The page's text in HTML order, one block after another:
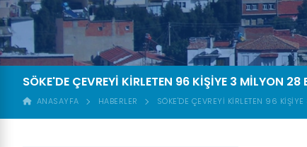
SÖKE'DE ÇEVREYİ KİRLETEN 96 KİŞİYE 3 MİLYON 28
ANASAYFA HABERLER SÖKE'DE ÇEVREYİ KİRLETEN 96